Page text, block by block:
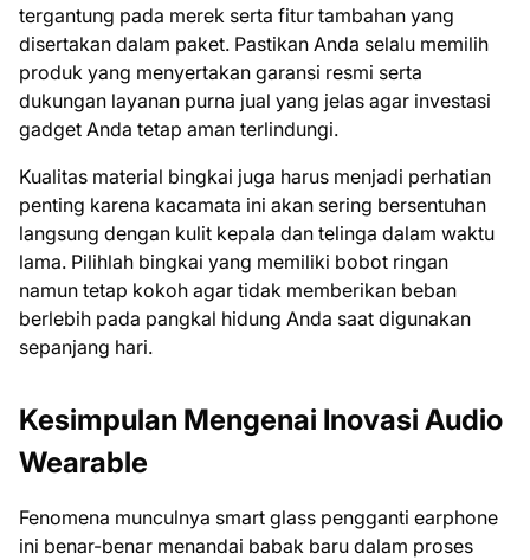
tergantung pada merek serta fitur tambahan yang
disertakan dalam paket. Pastikan Anda selalu memilih
produk yang menyertakan garansi resmi serta
dukungan layanan purna jual yang jelas agar investasi
gadget Anda tetap aman terlindungi.
Kualitas material bingkai juga harus menjadi perhatian
penting karena kacamata ini akan sering bersentuhan
langsung dengan kulit kepala dan telinga dalam waktu
lama. Pilihlah bingkai yang memiliki bobot ringan
namun tetap kokoh agar tidak memberikan beban
berlebih pada pangkal hidung Anda saat digunakan
sepanjang hari.
Kesimpulan Mengenai Inovasi Audio
Wearable
Fenomena munculnya smart glass pengganti earphone
ini benar-benar menandai babak baru dalam proses